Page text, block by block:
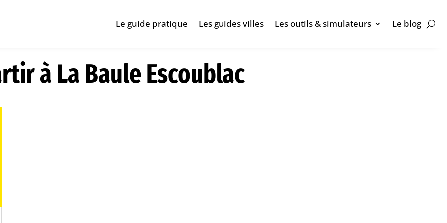
Le guide pratique Les guides villes Les outils & simulateurs Le blog
à La Baule Escoublac